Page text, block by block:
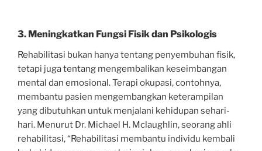
3. Meningkatkan Fungsi Fisik dan Psikologis
Rehabilitasi bukan hanya tentang penyembuhan fisik,
tetapi juga tentang mengembalikan keseimbangan
mental dan emosional. Terapi okupasi, contohnya,
membantu pasien mengembangkan keterampilan
yang dibutuhkan untuk menjalani kehidupan sehari-
hari. Menurut Dr. Michael H. Mclaughlin, seorang ahli
rehabilitasi, “Rehabilitasi membantu individu kembali